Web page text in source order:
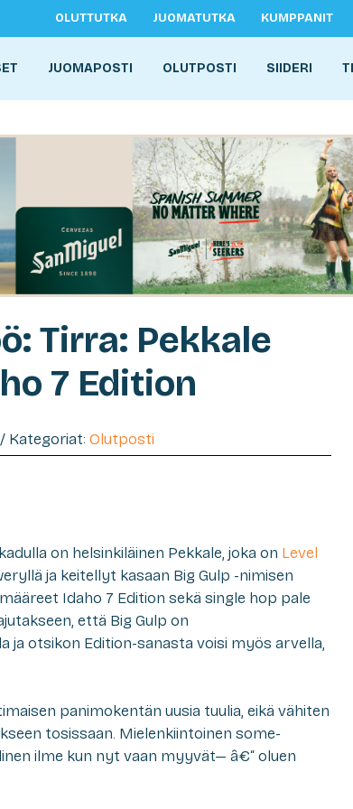
OLUTTUTKA JUOMATUTKA KUMPPANIT
JUOMAPOSTI OLUTPOSTI SIIDERI
Tirra: Pekkale
7 Edition
Kategoriat: Olutposti
on helsinkiläinen Pekkale, joka on Level
ja keitellyt kasaan Big Gulp -nimisen
Idaho 7 Edition sekä single hop pale
että Big Gulp on
ja otsikon Edition-sanasta voisi myös arvella,
panimokentän uusia tuulia, eikä vähiten
tosissaan. Mielenkiintoinen some-
ilme kun nyt vaan myyvät— â€“ oluen